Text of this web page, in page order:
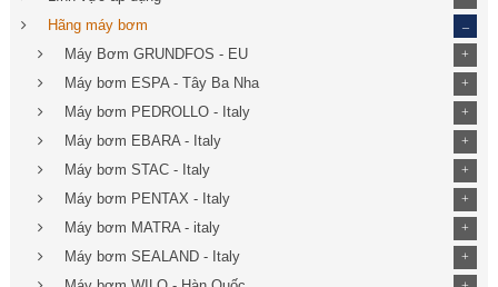
Hãng máy bơm
Máy Bơm GRUNDFOS - EU +
Máy bơm ESPA - Tây Ba Nha +
Máy bơm PEDROLLO - Italy +
Máy bơm EBARA - Italy +
Máy bơm STAC - Italy +
Máy bơm PENTAX - Italy +
Máy bơm MATRA - italy +
Máy bơm SEALAND - Italy +